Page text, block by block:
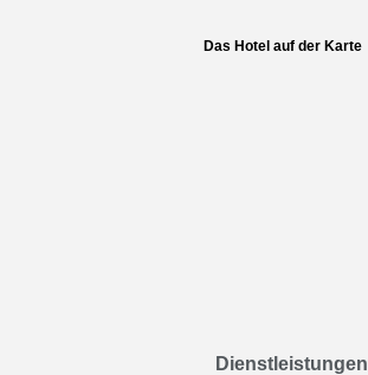
Das Hotel auf der Karte
Dienstleistungen